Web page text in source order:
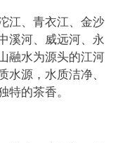
江、青衣江、金沙
溪河、威远河、永
融水为源头的江河
水源，水质洁净、
特的茶香。